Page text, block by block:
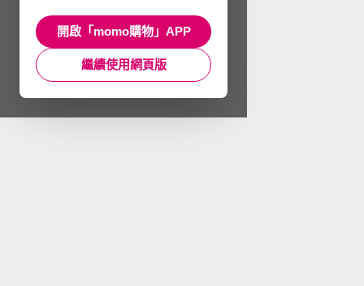
開啟「momo購物」APP
繼續使用網頁版